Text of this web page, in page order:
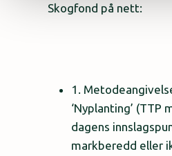
Skogfond på nett:
1.
‘Nyplanting’
dagens
markberedd eller